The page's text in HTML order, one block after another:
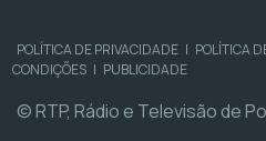
POLÍTICA DE PRIVACIDADE | POLÍTICA
CONDIÇÕES | PUBLICIDADE
© RTP, Rádio e Televisão de